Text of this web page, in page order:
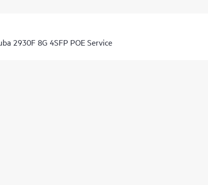
2930F 8G 4SFP POE Service